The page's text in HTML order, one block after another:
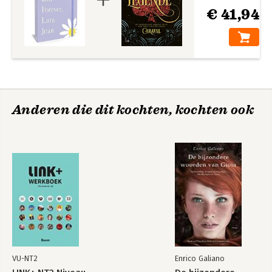
€ 41,94
Anderen die dit kochten, kochten ook
VU-NT2 Enrico Galiano